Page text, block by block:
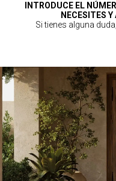
INTRODUCE EL
NECESITES
Si tienes alguna